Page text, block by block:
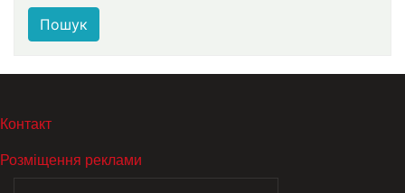
Пошук
МЕНЮ В ПОДВАЛЕ
Контакт
Розміщення реклами